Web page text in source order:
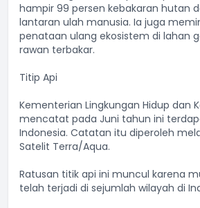
hampir 99 persen kebakaran hutan
lantaran ulah manusia. Ia juga
penataan ulang ekosistem di lahan
rawan terbakar.
Titip Api
Kementerian Lingkungan Hidup dan
mencatat pada Juni tahun ini
Indonesia. Catatan itu diperoleh
Satelit Terra/Aqua.
Ratusan titik api ini muncul karena
telah terjadi di sejumlah wilayah di